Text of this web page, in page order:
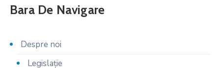
Bara De Navigare
Despre noi
Legislaţie